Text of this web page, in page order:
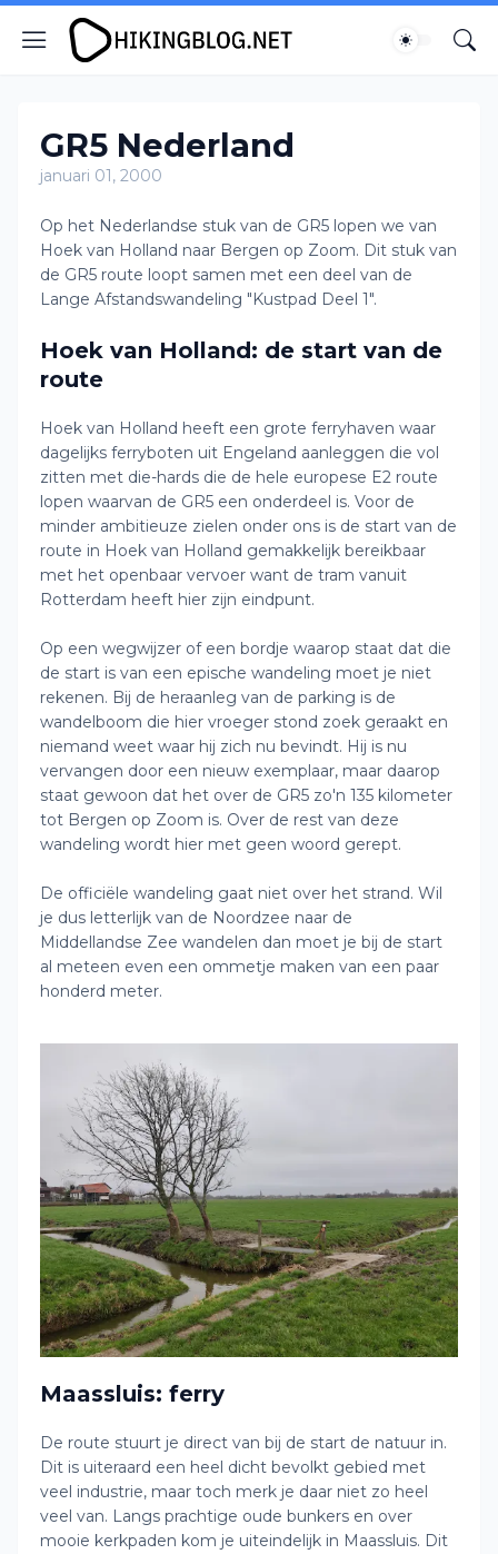
GR5 Nederland
januari 01, 2000
Op het Nederlandse stuk van de GR5 lopen we van
Hoek van Holland naar Bergen op Zoom. Dit stuk van
de GR5 route loopt samen met een deel van de
Lange Afstandswandeling "Kustpad Deel 1".
Hoek van Holland: de start van de
route
Hoek van Holland heeft een grote ferryhaven waar
dagelijks ferryboten uit Engeland aanleggen die vol
zitten met die-hards die de hele europese E2 route
lopen waarvan de GR5 een onderdeel is. Voor de
minder ambitieuze zielen onder ons is de start van de
route in Hoek van Holland gemakkelijk bereikbaar
met het openbaar vervoer want de tram vanuit
Rotterdam heeft hier zijn eindpunt.
Op een wegwijzer of een bordje waarop staat dat die
de start is van een epische wandeling moet je niet
rekenen. Bij de heraanleg van de parking is de
wandelboom die hier vroeger stond zoek geraakt en
niemand weet waar hij zich nu bevindt. Hij is nu
vervangen door een nieuw exemplaar, maar daarop
staat gewoon dat het over de GR5 zo'n 135 kilometer
tot Bergen op Zoom is. Over de rest van deze
wandeling wordt hier met geen woord gerept.
De officiële wandeling gaat niet over het strand. Wil
je dus letterlijk van de Noordzee naar de
Middellandse Zee wandelen dan moet je bij de start
al meteen even een ommetje maken van een paar
honderd meter.
Maassluis: ferry
De route stuurt je direct van bij de start de natuur in.
Dit is uiteraard een heel dicht bevolkt gebied met
veel industrie, maar toch merk je daar niet zo heel
veel van. Langs prachtige oude bunkers en over
mooie kerkpaden kom je uiteindelijk in Maassluis. Dit